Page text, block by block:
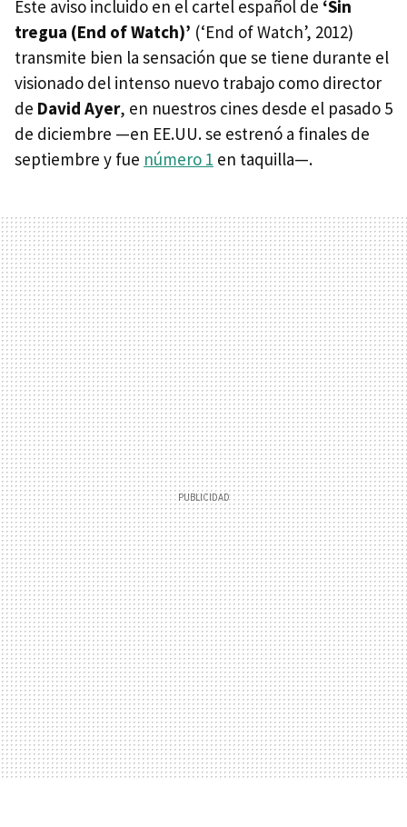
Este aviso incluido en el cartel español de ‘Sin
tregua (End of Watch)’ (‘End of Watch’, 2012)
transmite bien la sensación que se tiene durante el
visionado del intenso nuevo trabajo como director
de David Ayer, en nuestros cines desde el pasado 5
de diciembre —en EE.UU. se estrenó a finales de
septiembre y fue número 1 en taquilla—.